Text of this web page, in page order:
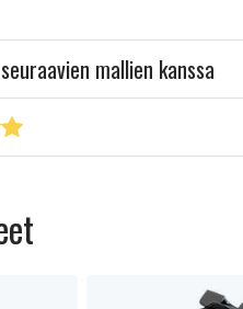
mallien kanssa